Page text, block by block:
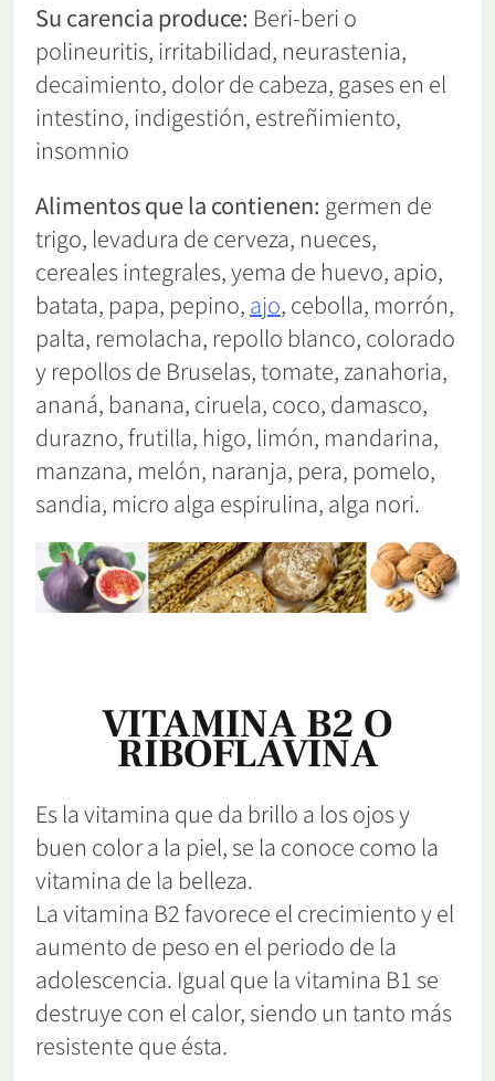
Su carencia produce: Beri-beri o
polineuritis, irritabilidad, neurastenia,
decaimiento, dolor de cabeza, gases en el
intestino, indigestión, estreñimiento,
insomnio
Alimentos que la contienen: germen de
trigo, levadura de cerveza, nueces,
cereales integrales, yema de huevo, apio,
batata, papa, pepino, ajo, cebolla, morrón,
palta, remolacha, repollo blanco, colorado
y repollos de Bruselas, tomate, zanahoria,
ananá, banana, ciruela, coco, damasco,
durazno, frutilla, higo, limón, mandarina,
manzana, melón, naranja, pera, pomelo,
sandia, micro alga espirulina, alga nori.
VITAMINA B2 O
RIBOFLAVINA
Es la vitamina que da brillo a los ojos y
buen color a la piel, se la conoce como la
vitamina de la belleza.
La vitamina B2 favorece el crecimiento y el
aumento de peso en el periodo de la
adolescencia. Igual que la vitamina B1 se
destruye con el calor, siendo un tanto más
resistente que ésta.